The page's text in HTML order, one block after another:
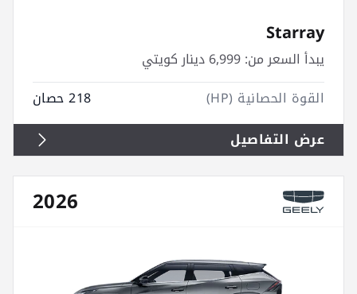
Starray
يبدأ السعر من:
القوة الحصانية (HP)
218 حصان
عرض التفاصيل
2026